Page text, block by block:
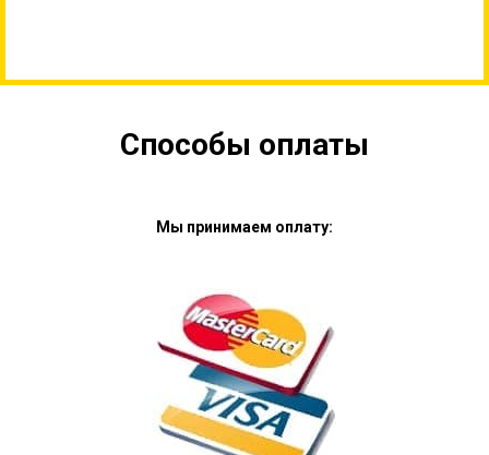
Способы оплаты
Мы принимаем оплату: